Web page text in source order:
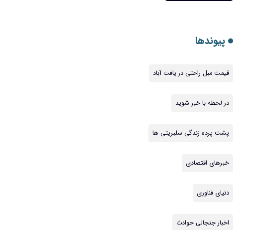
پیوندها
قیمت مبل راحتی در یافت آباد
در لحظه با خبر شوید
پشت پرده زندگی سلبریتی ها
خبرهای اقتصادی
دنیای فناوری
اخبار جنجالی حوادث